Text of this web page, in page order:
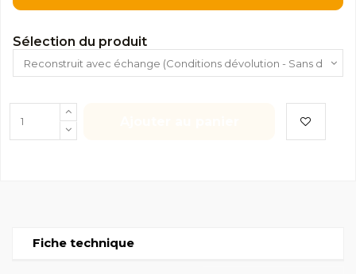
Sélection du produit
Fiche technique